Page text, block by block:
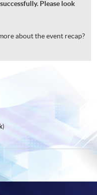
Please look
about the event recap?
)